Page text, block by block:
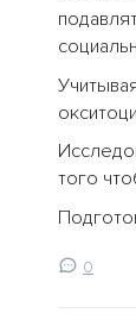
того
0